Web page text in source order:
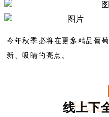
今年秋季必将在更多精品葡
新、吸睛的亮点。
线上下